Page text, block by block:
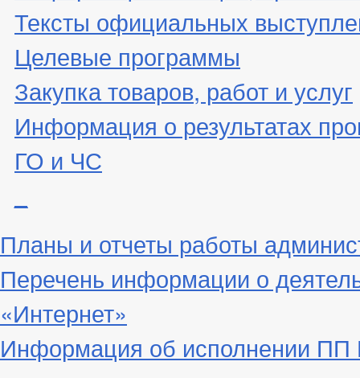
Тексты официальных
Целевые программы
Закупка товаров, работ и услуг
Информация о результатах
ГО и ЧС
Планы и отчеты работы
Перечень информации о
«Интернет»
Информация об исполнении ПП